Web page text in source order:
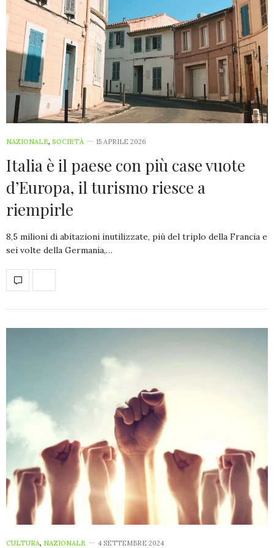
NAZIONALE, SOCIETÀ 15 APRILE 2026
Italia è il paese con più case vuote
d’Europa, il turismo riesce a
riempirle
8,5 milioni di abitazioni inutilizzate, più del triplo della Francia e
sei volte della Germania,…
CULTURA, NAZIONALE 4 SETTEMBRE 2024